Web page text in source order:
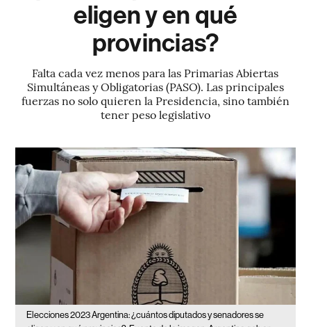
eligen y en qué
provincias?
Falta cada vez menos para las Primarias Abiertas
Simultáneas y Obligatorias (PASO). Las principales
fuerzas no solo quieren la Presidencia, sino también
tener peso legislativo
Elecciones 2023 Argentina: ¿cuántos diputados y senadores se